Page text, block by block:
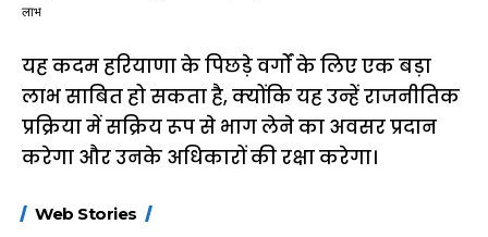
लाभ
यह कदम हरियाणा के पिछड़े वर्गों के लिए एक बड़ा
लाभ साबित हो सकता है, क्योंकि यह उन्हें राजनीतिक
प्रक्रिया में सक्रिय रूप से भाग लेने का अवसर प्रदान
करेगा और उनके अधिकारों की रक्षा करेगा।
Web Stories
FASTag के ये नए